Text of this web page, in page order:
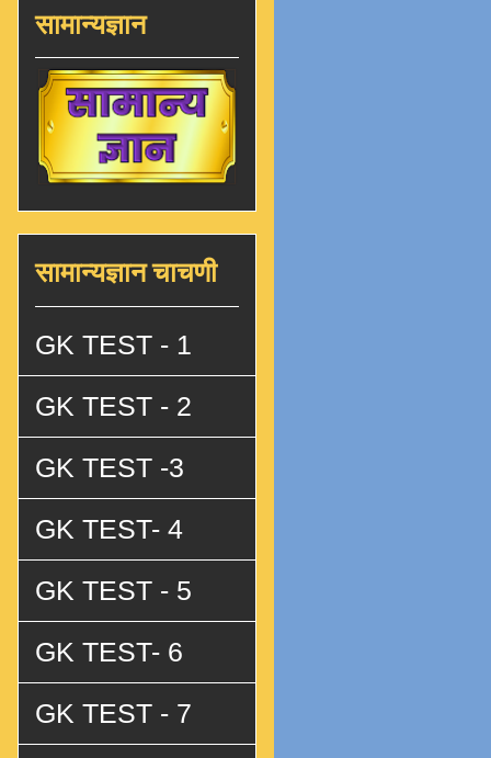
सामान्यज्ञान
सामान्यज्ञान चाचणी
GK TEST - 1
GK TEST - 2
GK TEST -3
GK TEST- 4
GK TEST - 5
GK TEST- 6
GK TEST - 7